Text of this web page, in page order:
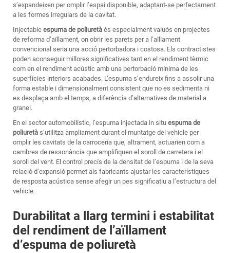
s’expandeixen per omplir l’espai disponible, adaptant-se perfectament
a les formes irregulars de la cavitat.
Injectable espuma de poliuretà és especialment valuós en projectes
de reforma d’aïllament, on obrir les parets per a l’aïllament
convencional seria una acció pertorbadora i costosa. Els contractistes
poden aconseguir millores significatives tant en el rendiment tèrmic
com en el rendiment acústic amb una pertorbació mínima de les
superfícies interiors acabades. L’espuma s’endureix fins a assolir una
forma estable i dimensionalment consistent que no es sedimenta ni
es desplaça amb el temps, a diferència d’alternatives de material a
granel.
En el sector automobilístic, l’espuma injectada in situ espuma de
poliuretà s’utilitza àmpliament durant el muntatge del vehicle per
omplir les cavitats de la carroceria que, altrament, actuarien com a
cambres de ressonància que amplifiquen el soroll de carretera i el
soroll del vent. El control precís de la densitat de l’espuma i de la seva
relació d’expansió permet als fabricants ajustar les característiques
de resposta acústica sense afegir un pes significatiu a l’estructura del
vehicle.
Durabilitat a llarg termini i estabilitat
del rendiment de l’aïllament
d’espuma de poliuretà